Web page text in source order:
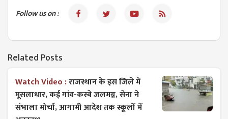
Follow us on :
Related Posts
Watch Video :राजस्थान के इस जिले में
मूसलाधार, कई गांव-कस्बे जलमग्न, सेना ने
संभाला मोर्चा, आगामी आदेश तक स्कूलों में